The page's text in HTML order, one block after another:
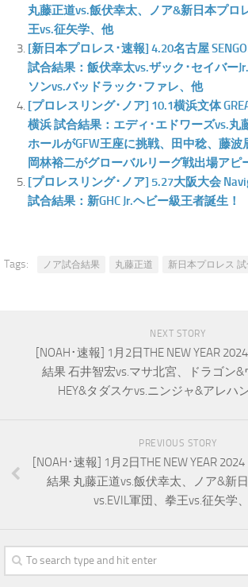
丸藤正道vs.飯伏幸太、ノア&新日本プロ
王vs.征矢学、他
[新日本プロレス･速報] 4.20名古屋
試合結果：飯伏幸太vs.ザック･セイバー
ソンvs.バッドラック･ファレ、他
[プロレスリング･ノア] 10.1横浜文体
横浜 試合結果：エディ･エドワーズvs.丸
ホールがGFW王座に挑戦、田中稔、藤波
岡林裕二がグローバルリーグ戦出場アピ
[プロレスリング･ノア] 5.27大阪大会
試合結果：新GHC Jr.ヘビー級王者誕生！
Tags: ノア試合結果 丸藤正道 新日本プロレス
NEXT STORY
[NOAH･速報] 1月2日THE NEW YEAR
結果 石井智宏vs.マサ北宮、ドラゴン&
HEY&タダスケvs.ニンジャ&アレハ
PREVIOUS STORY
[NOAH･速報] 1月2日THE NEW YEAR
結果 丸藤正道vs.飯伏幸太、ノア&新
vs.EVIL軍団、拳王vs.征矢学